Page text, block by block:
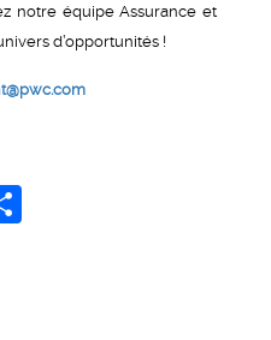
notre équipe Assurance et
d’opportunités !